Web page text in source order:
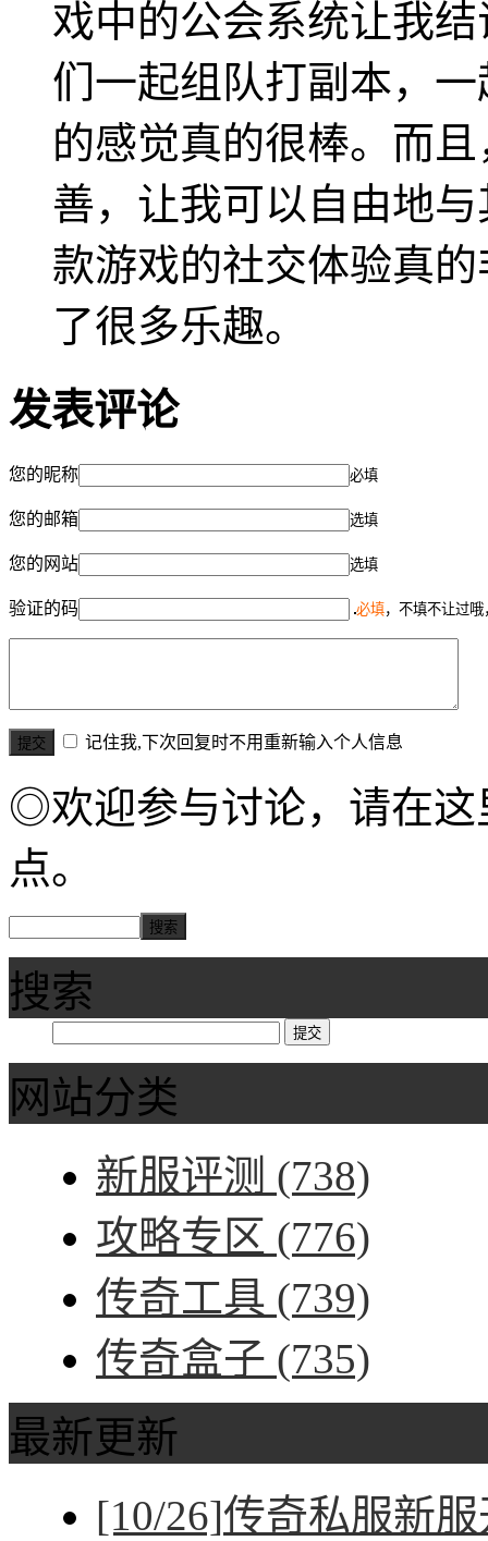
戏中的公会系统让我
们一起组队打副本，
的感觉真的很棒。而
善，让我可以自由地
款游戏的社交体验真
了很多乐趣。
发表评论
您的昵称 必填
您的邮箱 选填
您的网站 选填
验证的码 必填，不填不让过
记住我,下次回复时不用重新输入个人信息
◎欢迎参与讨论，请在这
点。
搜索
网站分类
新服评测 (738)
攻略专区 (776)
传奇工具 (739)
传奇盒子 (735)
最新更新
[10/26]传奇私服新